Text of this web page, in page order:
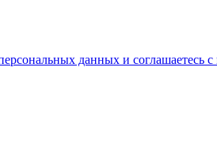
данных и соглашаетесь